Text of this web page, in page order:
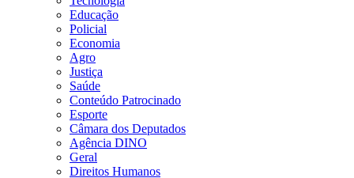
Educação
Policial
Economia
Agro
Justiça
Saúde
Conteúdo Patrocinado
Esporte
Câmara dos Deputados
Agência DINO
Geral
Direitos Humanos